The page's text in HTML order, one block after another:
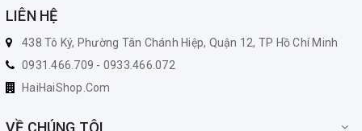
LIÊN HỆ
438 Tô Ký, Phường Tân Chánh Hiệp, Quận 12, TP Hồ Chí Minh
0931.466.709 - 0933.466.072
HaiHaiShop.Com
VỀ CHÚNG TÔI